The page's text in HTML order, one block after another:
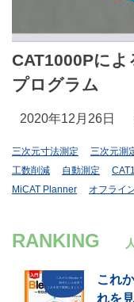
CAT1000Pに
プログラム
2020年12月26日
三次元寸法測定 三次元測
工数削減
自動測定
MiCAT Planner
オフライ
RANKING
これ
れを